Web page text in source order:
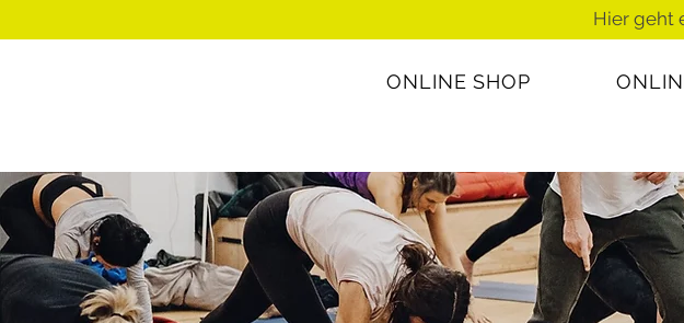
Hier geht
ONLINE SHOP